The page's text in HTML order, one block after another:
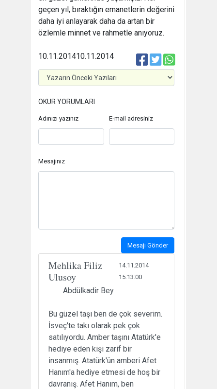
geçen yıl, bıraktığın emanetlerin değerini
daha iyi anlayarak daha da artan bir
özlemle minnet ve rahmetle anıyoruz.
10.11.2014
10.11.2014
OKUR YORUMLARI
Adınızı yazınız E-mail adresiniz
Mesajınız
Mesajı Gönder
Mehlika Filiz
Ulusoy
14.11.2014
15:13:00
Abdülkadir Bey
Bu güzel taşı ben de çok severim.
İsveç'te takı olarak pek çok
satılıyordu. Amber taşını Atatürk'e
hediye eden kişi zarif bir
insanmış. Atatürk'ün amberi Afet
Hanım'a hediye etmesi de hoş bir
davranış. Afet Hanım, ben